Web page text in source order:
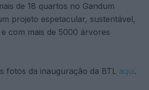
de 18 quartos no Gandum
projeto espetacular, sustentável,
com mais de 5000 árvores
fotos da inauguração da BTL aqui.